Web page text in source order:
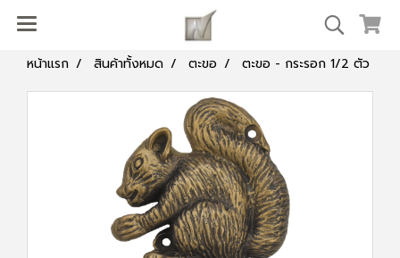
หน้าแรก สินค้าทั้งหมด ตะขอ ตะขอ - กระรอก 1/2 ตัว